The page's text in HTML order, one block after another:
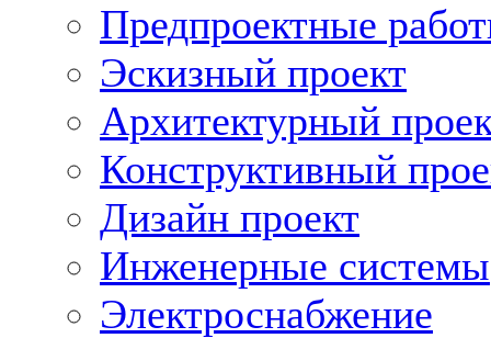
Предпроектные
Эскизный проект
Архитектурный
Конструктивный
Дизайн проект
Инженерные системы
Электроснабжение